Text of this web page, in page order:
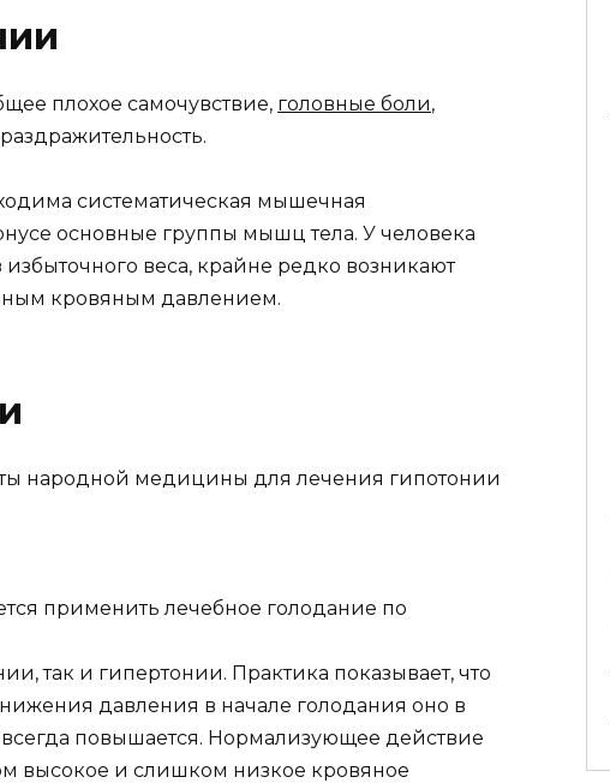
плохое самочувствие, головные боли,
систе­матическая мышечная
основные группы мышц тела. У человека
избыточного веса, крайне редко возникают
кровяным давле­нием.
народной медицины для лечения гипотонии
приме­нить лечебное голодание по
так и гипертонии. Практика показывает, что
давления в начале голодания оно в
повышается. Нормализующее действие
высокое и слиш­ком низкое кровяное